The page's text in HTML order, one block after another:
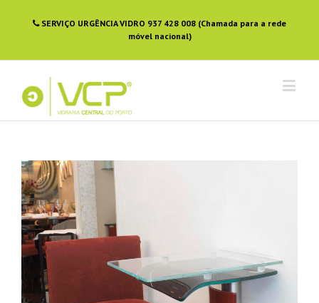
SERVIÇO URGÊNCIA VIDRO 937 428 008 (Chamada para a rede
móvel nacional)